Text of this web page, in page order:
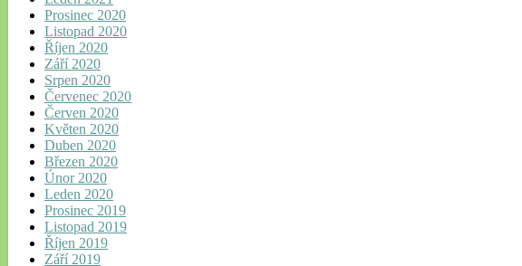
Prosinec 2020
Listopad 2020
Říjen 2020
Září 2020
Srpen 2020
Červenec 2020
Červen 2020
Květen 2020
Duben 2020
Březen 2020
Únor 2020
Leden 2020
Prosinec 2019
Listopad 2019
Říjen 2019
Září 2019